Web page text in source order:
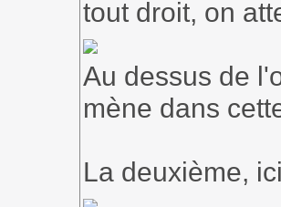
tout droit, on
Au dessus de
mène dans
La deuxième,